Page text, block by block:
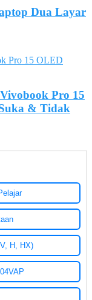
Dua Layar
Pro 15
& Tidak
H, HX)